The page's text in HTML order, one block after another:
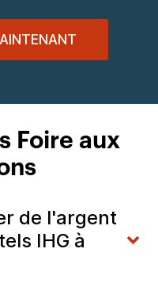
Foire aux
de l'argent
IHG à